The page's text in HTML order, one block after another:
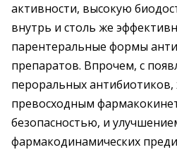
активности, высокую
внутрь и столь же
парентеральные формы
препаратов. Впрочем, с
пероральных
превосходным
безопасностью, и
фармакодинамических